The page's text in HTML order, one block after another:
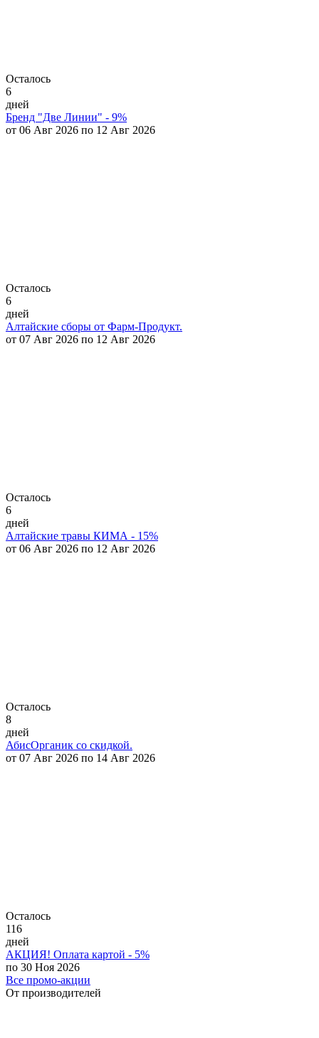
Осталось
6
дней
Бренд "Две Линии" - 9%
от 06 Авг 2026 по 12 Авг 2026
Осталось
6
дней
Алтайские сборы от Фарм-Продукт.
от 07 Авг 2026 по 12 Авг 2026
Осталось
6
дней
Алтайские травы КИМА - 15%
от 06 Авг 2026 по 12 Авг 2026
Осталось
8
дней
АбисОрганик со скидкой.
от 07 Авг 2026 по 14 Авг 2026
Осталось
116
дней
АКЦИЯ! Оплата картой - 5%
по 30 Ноя 2026
Все промо-акции
От производителей